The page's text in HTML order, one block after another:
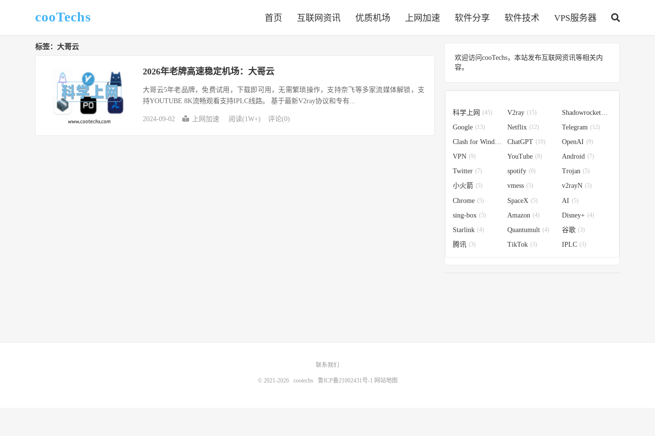
cooTechs 首页 互联网资讯 优质机场 上网加速 软件分享 软件技术 VPS服务器
标签：大哥云
2026年老牌高速稳定机场：大哥云
大哥云5年老品牌，免费试用，下载即可用，无需繁琐操作，支持奈飞等多家流媒体解锁，支
持YOUTUBE 8K流畅观看支持IPLC线路。 基于最新V2ray协议和专有...
2024-09-02 上网加速 阅读(1W+) 评论(0)
欢迎访问cooTechs，本站发布互联网资讯等相关内
容。
科学上网 (45) V2ray (15) Shadowrocket
Google (13) Netflix (12) Telegram (12)
Clash for Windows (10)
ChatGPT (10) OpenAI (9)
VPN (9) YouTube (8) Android (7)
Twitter (7) spotify (6) Trojan (5)
小火箭 (5) vmess (5) v2rayN (5)
Chrome (5) SpaceX (5) AI (5)
sing-box (5) Amazon (4) Disney+ (4)
Starlink (4) Quantumult (4) 谷歌 (3)
腾讯 (3) TikTok (3) IPLC (3)
联系我们
© 2021-2026 cootechs 鲁ICP备21002431号-1 网站地图